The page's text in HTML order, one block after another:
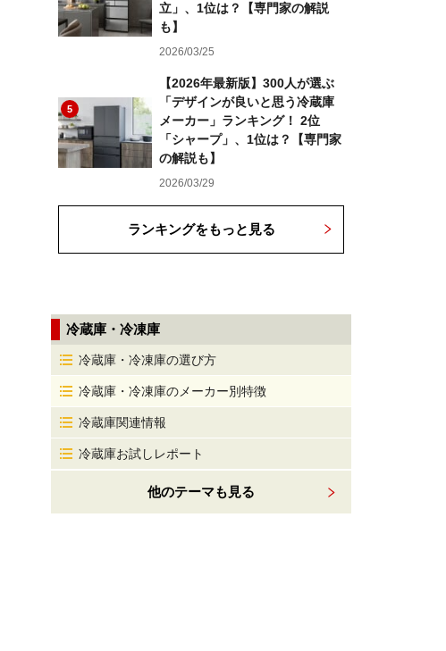
立」、1位は？【専門家の解説
も】
2026/03/25
5
【2026年最新版】300人が選ぶ
「デザインが良いと思う冷蔵庫
メーカー」ランキング！ 2位
「シャープ」、1位は？【専門家
の解説も】
2026/03/29
ランキングをもっと見る
冷蔵庫・冷凍庫
冷蔵庫・冷凍庫の選び方
冷蔵庫・冷凍庫のメーカー別特徴
冷蔵庫関連情報
冷蔵庫お試しレポート
他のテーマも見る